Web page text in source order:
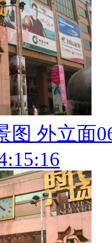
图 外立面